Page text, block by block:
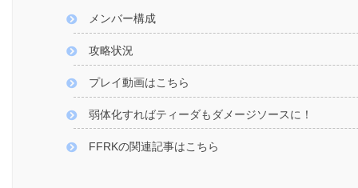
メンバー構成
攻略状況
プレイ動画はこちら
弱体化すればティーダもダメージソースに！
FFRKの関連記事はこちら